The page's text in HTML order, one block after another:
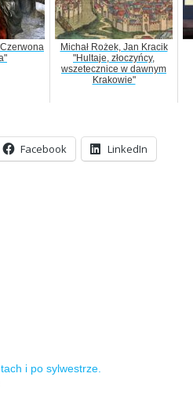
Michał Rożek, Jan Kracik
"Hultaje, złoczyńcy,
wszetecznice w dawnym
Krakowie"
Facebook LinkedIn
i po sylwestrze.